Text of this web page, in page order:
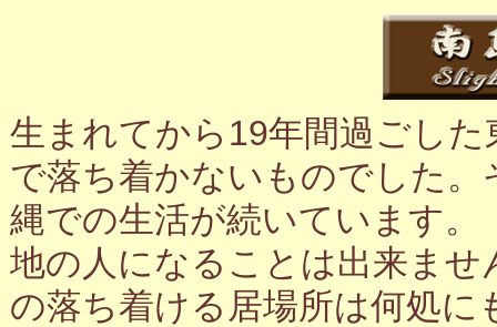
生まれてから19年間過ごし
で落ち着かないものでした
縄での生活が続いています
地の人になることは出来ま
の落ち着ける居場所は何処